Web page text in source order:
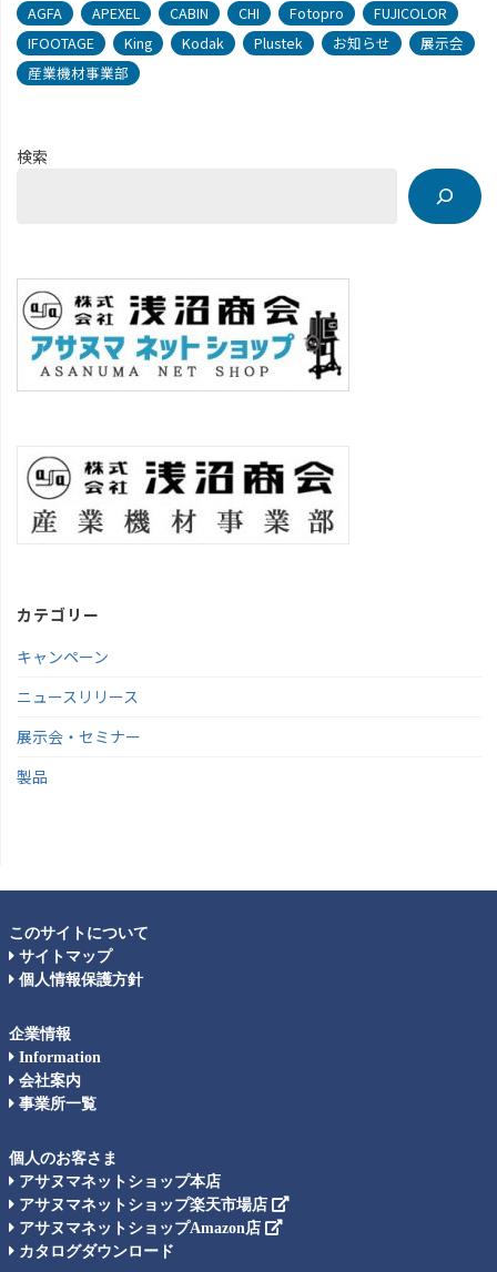
AGFA APEXEL CABIN CHI Fotopro
FUJICOLOR
IFOOTAGE
King Kodak Plustek お知らせ
展示会
産業機材事業部
検索
カテゴリー
キャンペーン
ニュースリリース
展示会・セミナー
製品
このサイトについて
サイトマップ
個人情報保護方針
企業情報
Information
会社案内
事業所一覧
個人のお客さま
アサヌマネットショップ本店
アサヌマネットショップ楽天市場店
アサヌマネットショップAmazon店
カタログダウンロード